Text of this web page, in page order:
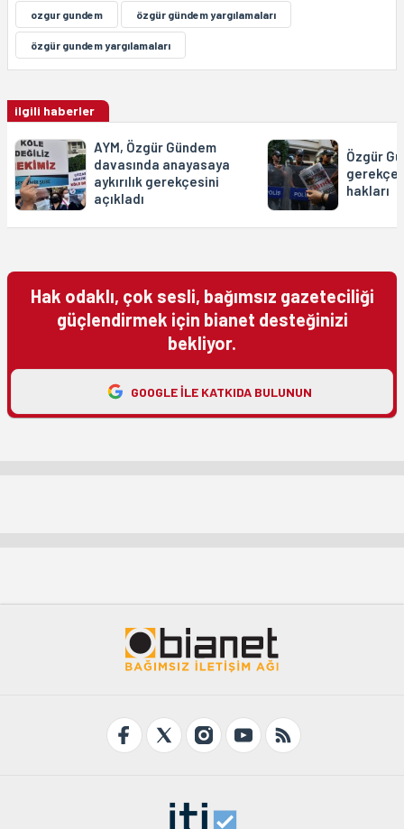
ozgur gundem özgür gündem yargılamaları
özgür gundem yargılamaları
ilgili haberler
AYM, Özgür Gündem
davasında anayasaya
aykırılık gerekçesini
açıkladı
Özgür
hakları
Hak odaklı, çok sesli, bağımsız gazeteciliği
güçlendirmek için bianet desteğinizi
bekliyor.
GOOGLE ILE KATKIDA BULUNUN